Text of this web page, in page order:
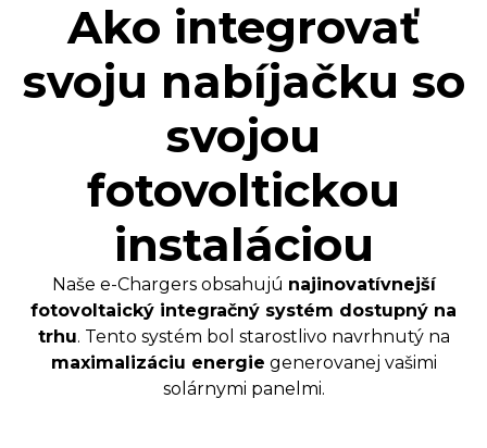
Ako integrovať
svoju nabíjačku so
svojou
fotovoltickou
instaláciou
Naše e-Chargers obsahujú najinovatívnejší
fotovoltaický integračný systém dostupný na
trhu. Tento systém bol starostlivo navrhnutý na
maximalizáciu energie generovanej vašimi
solárnymi panelmi.